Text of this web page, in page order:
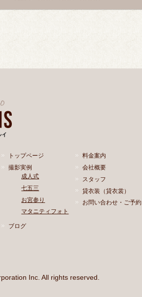
トップページ
撮影実例
成人式
七五三
お宮参り
マタニティフォト
ブログ
料金案内
会社概要
スタッフ
貸衣装（貸衣裳）
お問い合わせ・ご予約
Inc. All rights reserved.